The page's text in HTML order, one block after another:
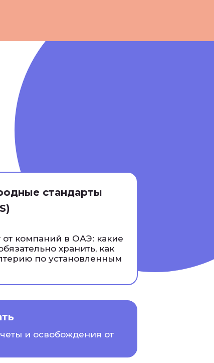
от компаний в ОАЭ: какие
хранить, как
по установленным
стандарты
и освобождения от